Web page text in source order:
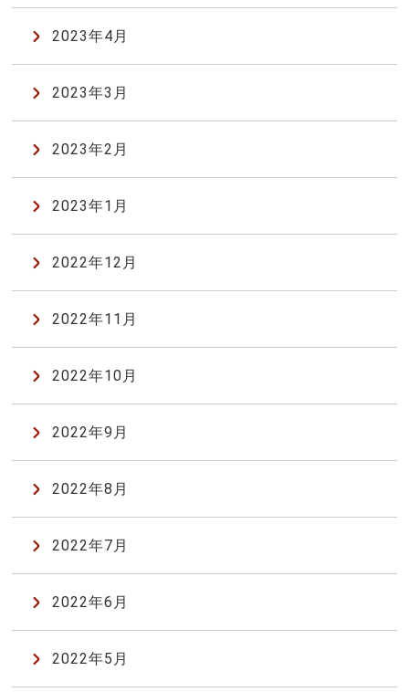
2023年4月
2023年3月
2023年2月
2023年1月
2022年12月
2022年11月
2022年10月
2022年9月
2022年8月
2022年7月
2022年6月
2022年5月